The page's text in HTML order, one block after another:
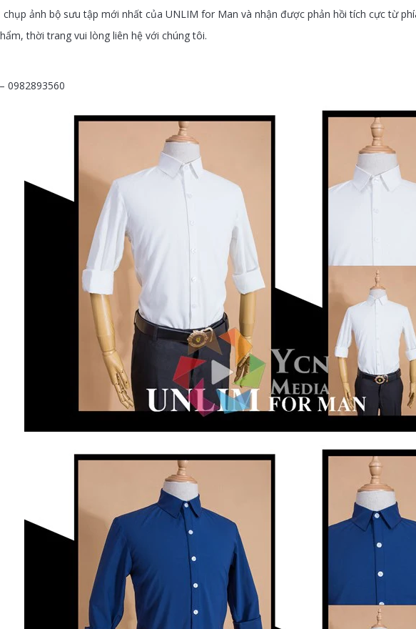
ảnh bộ sưu tập mới nhất của UNLIM for Man và nhận được phản hồi tích cực từ
thời trang vui lòng liên hệ với chúng tôi.
0982893560